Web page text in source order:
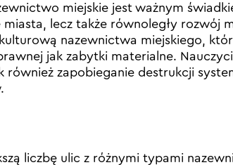
miejskie jest ważnym
lecz także równoległy rozwój
nazewnictwa miejskiego,
jak zabytki materialne.
zapobieganie destrukcji
liczbę ulic z różnymi typami